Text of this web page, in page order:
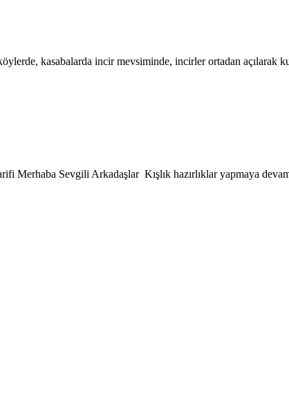
kasabalarda incir mevsiminde, incirler ortadan
Merhaba Sevgili Arkadaşlar Kışlık hazırlıklar yapmaya